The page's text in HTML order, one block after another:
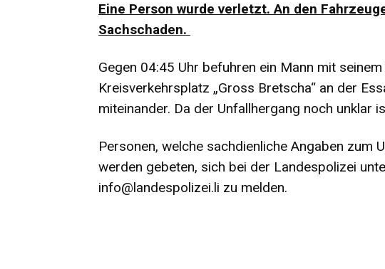
Eine Person wurde verletzt. An den
Sachschaden.
Gegen 04:45 Uhr befuhren ein Mann mit
Kreisverkehrsplatz „Gross Bretscha“ an der
miteinander. Da der Unfallhergang noch unklar
Personen, welche sachdienliche Angaben zum
werden gebeten, sich bei der Landespolizei
info@landespolizei.li zu melden.